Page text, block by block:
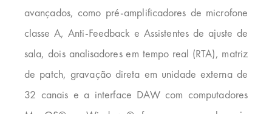
avançados, como pré-amplificadores de microfone
classe A, Anti-Feedback e Assistentes de ajuste de
sala, dois analisadores em tempo real (RTA), matriz
de patch, gravação direta em unidade externa de
32 canais e a interface DAW com computadores